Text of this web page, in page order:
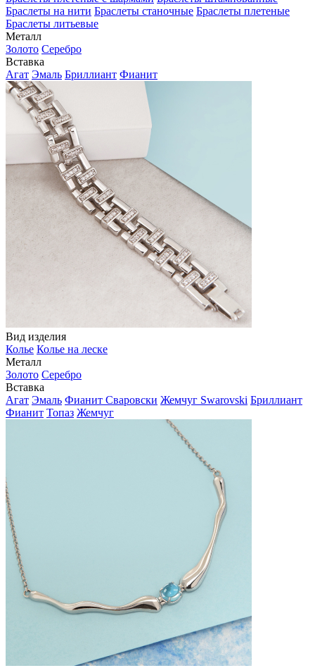
Браслеты на нити Браслеты станочные Браслеты плетеные
Браслеты литьевые
Металл
Золото Серебро
Вставка
Агат Эмаль Бриллиант Фианит
Вид изделия
Колье Колье на леске
Металл
Золото Серебро
Вставка
Агат Эмаль Фианит Сваровски Жемчуг Swarovski Бриллиант
Фианит Топаз Жемчуг